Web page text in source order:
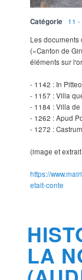
Catégorie
11 -
Les documents
(«Canton de
éléments sur
- 1142 : In
- 1157 : Villa
- 1184 : Villa
- 1262 : Apud
- 1272 :
(image et
https://
etait-conte
LA